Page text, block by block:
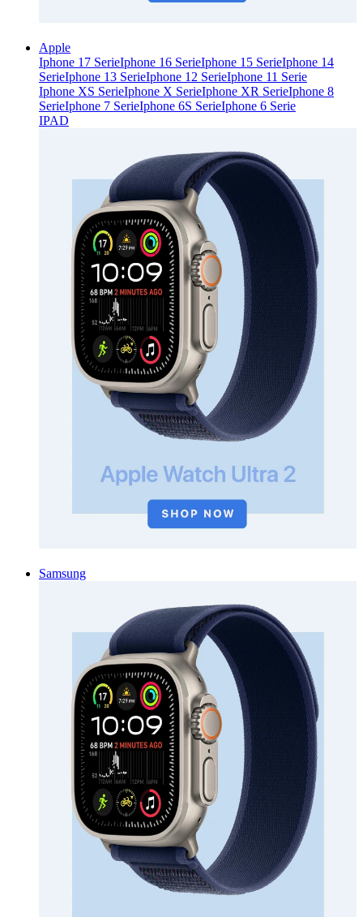
Apple
Iphone 17 SerieIphone 16 SerieIphone 15 SerieIphone 14
SerieIphone 13 SerieIphone 12 SerieIphone 11 Serie
Iphone XS SerieIphone X SerieIphone XR SerieIphone 8
SerieIphone 7 SerieIphone 6S SerieIphone 6 Serie
IPAD
Samsung